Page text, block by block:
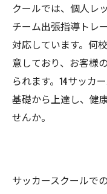
クールでは、個人レ
チーム出張指導トレ
対応しています。何
意しており、お客様
られます。14サッカ
基礎から上達し、健
せんか。
サッカースクールで